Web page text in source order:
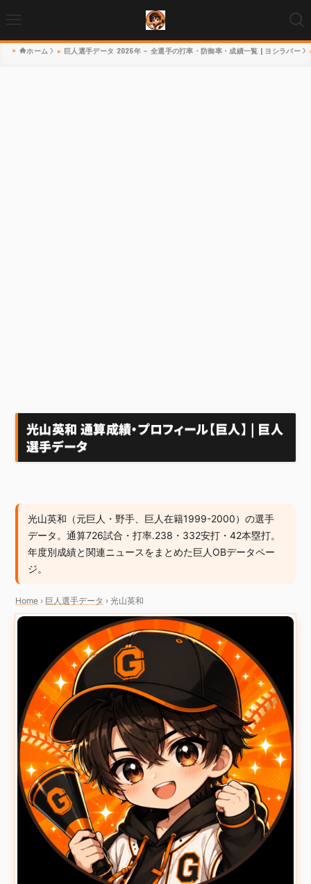
ホーム 巨人選手データ 2026年 – 全選手の打率・防御率・成績一覧 | ヨシラバー
光山英和 通算成績・プロフィール【巨人】 | 巨人
選手データ
光山英和（元巨人・野手、巨人在籍1999-2000）の選手
データ。通算726試合・打率.238・332安打・42本塁打。
年度別成績と関連ニュースをまとめた巨人OBデータペー
ジ。
Home › 巨人選手データ › 光山英和